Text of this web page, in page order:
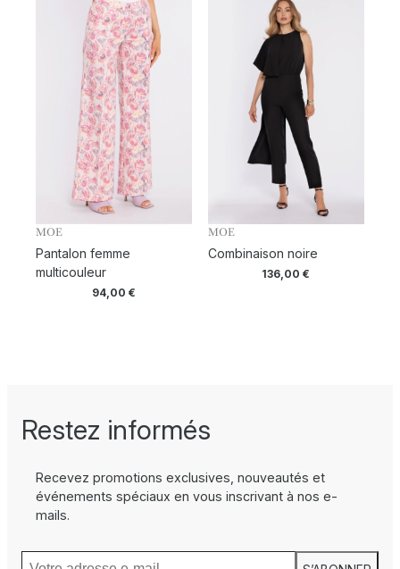
MOE
Pantalon femme
multicouleur
94,00€
MOE
Combinaison noire
136,00€
Restez informés
Recevez promotions exclusives, nouveautés et
événements spéciaux en vous inscrivant à nos e-
mails.